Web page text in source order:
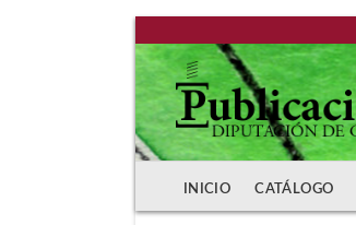
INICIO CATÁLOGO